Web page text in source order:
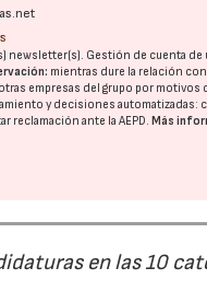
newsletter(s). Gestión de cuenta de
mientras dure la relación
empresas del grupo por motivos
y decisiones automatizadas:
reclamación ante laAEPD. Más
en las 10